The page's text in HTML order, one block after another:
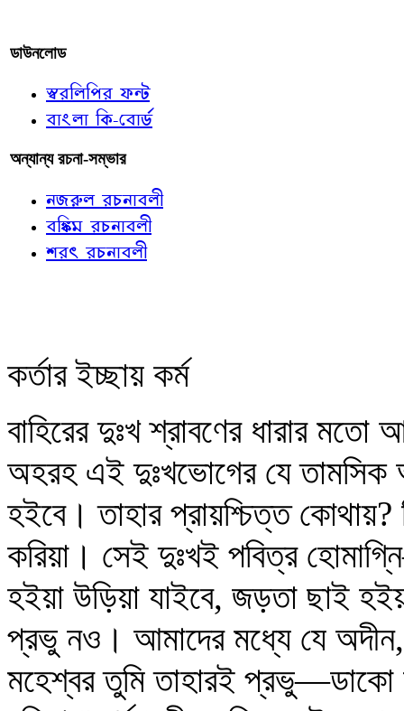
ডাউনলোড
স্বরলিপির ফন্ট
বাংলা কি-বোর্ড
অন্যান্য রচনা-সম্ভার
নজরুল রচনাবলী
বঙ্কিম রচনাবলী
শরৎ রচনাবলী
কর্তার ইচ্ছায় কর্ম
বাহিরের দুঃখ শ্রাবণের ধারার মতো
অহরহ এই দুঃখভোগের যে তামসিক
হইবে। তাহার প্রায়শ্চিত্ত
করিয়া। সেই দুঃখই পবিত্র
হইয়া উড়িয়া যাইবে, জড়তা ছাই
প্রভু নও। আমাদের মধ্যে যে
মহেশ্বর তুমি তাহারই প্রভু—ডাকো